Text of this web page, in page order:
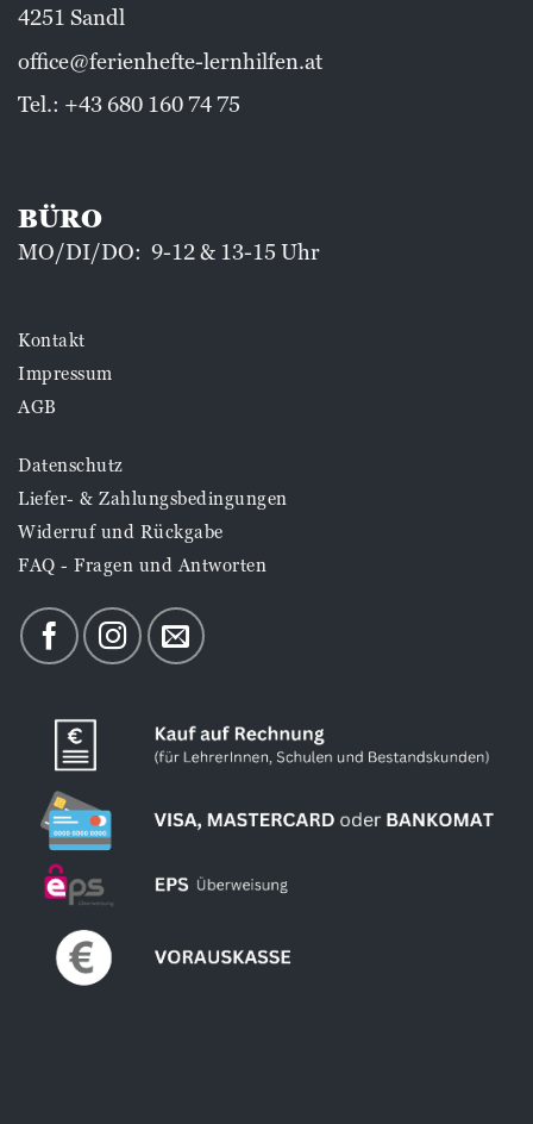
4251 Sandl
office@ferienhefte-lernhilfen.at
Tel.: +43 680 160 74 75
BÜRO
MO/DI/DO: 9-12 & 13-15 Uhr
Kontakt
Impressum
AGB
Datenschutz
Liefer- & Zahlungsbedingungen
Widerruf und Rückgabe
FAQ - Fragen und Antworten